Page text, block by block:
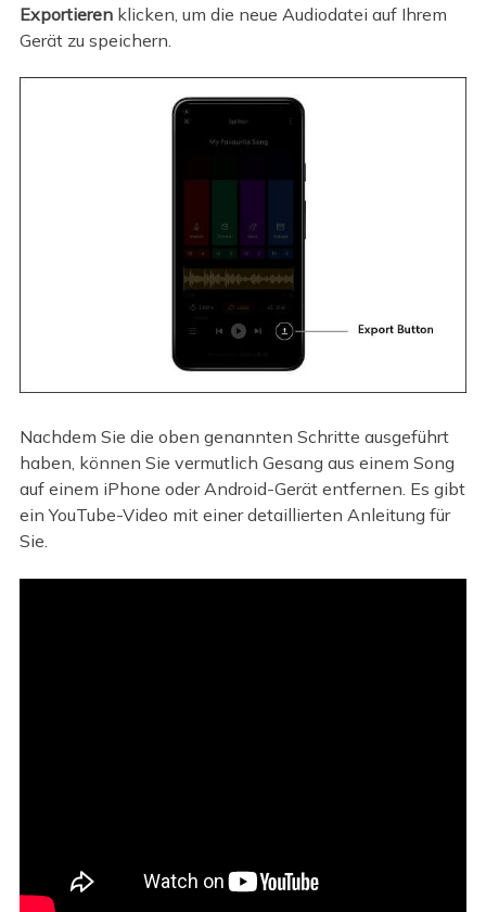
Exportierenklicken, um die neue Audiodatei auf Ihrem
Gerät zu speichern.
Nachdem Sie die oben genannten Schritte ausgeführt
haben, können Sie vermutlich Gesang aus einem Song
auf einem iPhone oder Android-Gerät entfernen. Es gibt
ein YouTube-Video mit einer detaillierten Anleitung für
Sie.